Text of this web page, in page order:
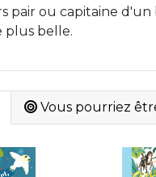
pair ou capitaine
plus belle.
Vous pourriez